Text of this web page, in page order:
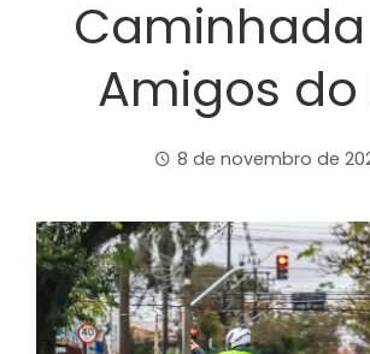
Amigos do
8 de novembro de